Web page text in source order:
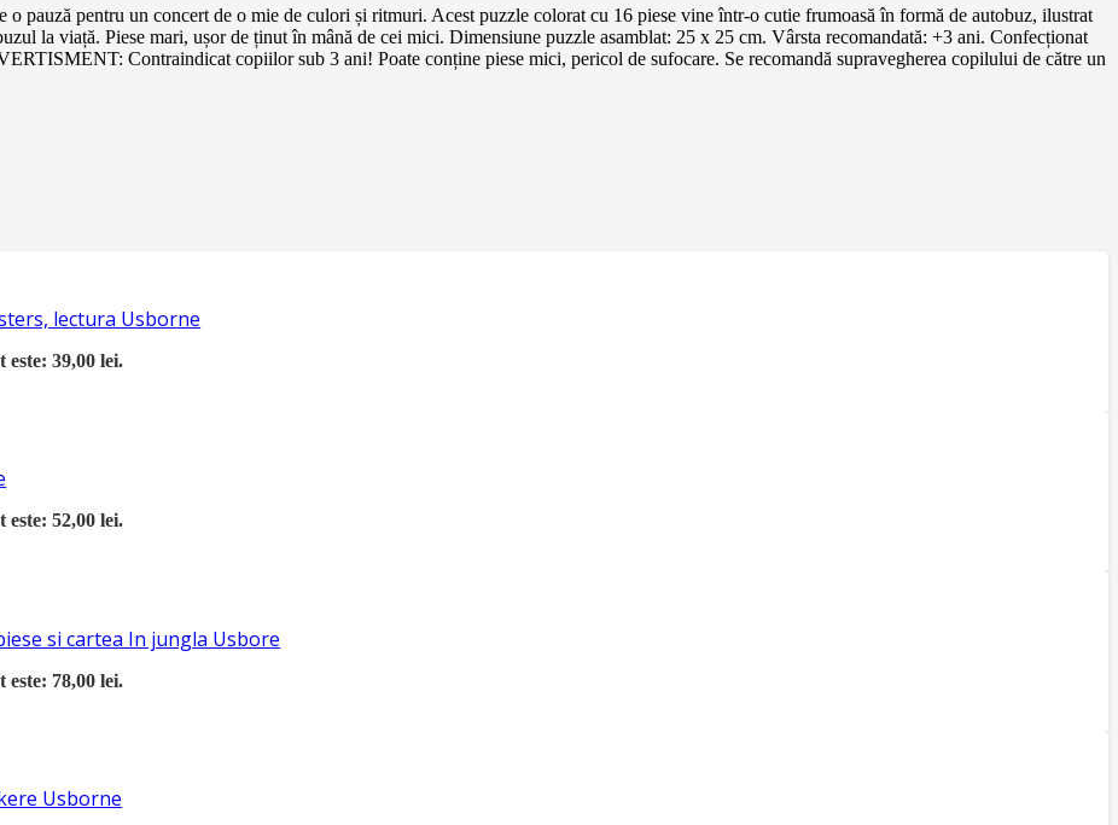
pauză pentru un concert de o mie de culori și ritmuri. Acest puzzle colorat cu 16 piese vine într-o cutie frumoasă în formă de autobuz, ilustrat
la viață. Piese mari, ușor de ținut în mână de cei mici. Dimensiune puzzle asamblat: 25 x 25 cm. Vârsta recomandată: +3 ani. Confecționat
Contraindicat copiilor sub 3 ani! Poate conține piese mici, pericol de sufocare. Se recomandă supravegherea copilului de către un
lectura Usborne
39,00 lei.
52,00 lei.
si cartea In jungla Usbore
78,00 lei.
Usborne